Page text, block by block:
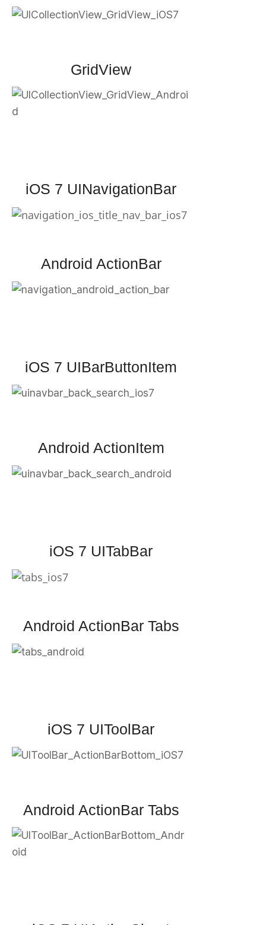
GridView
iOS 7 UINavigationBar
Android ActionBar
iOS 7 UIBarButtonItem
Android ActionItem
iOS 7 UITabBar
Android ActionBar Tabs
iOS 7 UIToolBar
Android ActionBar Tabs